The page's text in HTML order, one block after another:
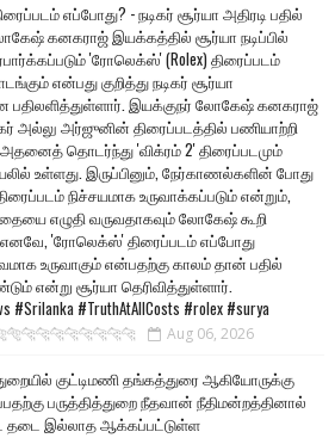
எப்போது? - நடிகர் சூர்யா அதிரடி பதில்
கனகராஜ் இயக்கத்தில் சூர்யா நடிப்பில்
'ரோலெக்ஸ்' (Rolex) திரைப்படம்
என்பது குறித்து நடிகர் சூர்யா
பதிலளித்துள்ளார். இயக்குநர் லோகேஷ் கனகராஜ்
அல்லு அர்ஜுனின் திரைப்படத்தில் பணியாற்றி
அதனைத் தொடர்ந்து 'விக்ரம் 2' திரைப்படமும்
உள்ளது. இருப்பினும், நேர்காணல்களின் போது
நிச்சயமாக உருவாக்கப்படும் என்றும்,
எழுதி வருவதாகவும் லோகேஷ் கூறி
எனவே, 'ரோலெக்ஸ்' திரைப்படம் எப்போது
உருவாகும் என்பதற்கு காலம் தான் பதில்
என்று சூர்யா தெரிவித்துள்ளார்.
#Srilanka #TruthAtAllCosts #rolex #surya
Aug 06, 2026
குட்டிமணி தங்கத்துரை ஆகியோருக்கு
பருத்தித்துறை நீதவான் நீதிமன்றத்தினால்
தடை இல்லாத ஆக்கப்பட்டுள்ள